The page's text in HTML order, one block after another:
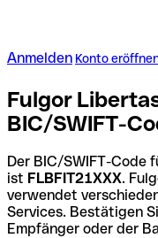
Anmelden Konto
Fulgor
BIC/SWIFT-
Der BIC/SWIFT-Code
ist FLBFIT21XXX.
verwendet
Services. Bestätigen
Empfänger oder der